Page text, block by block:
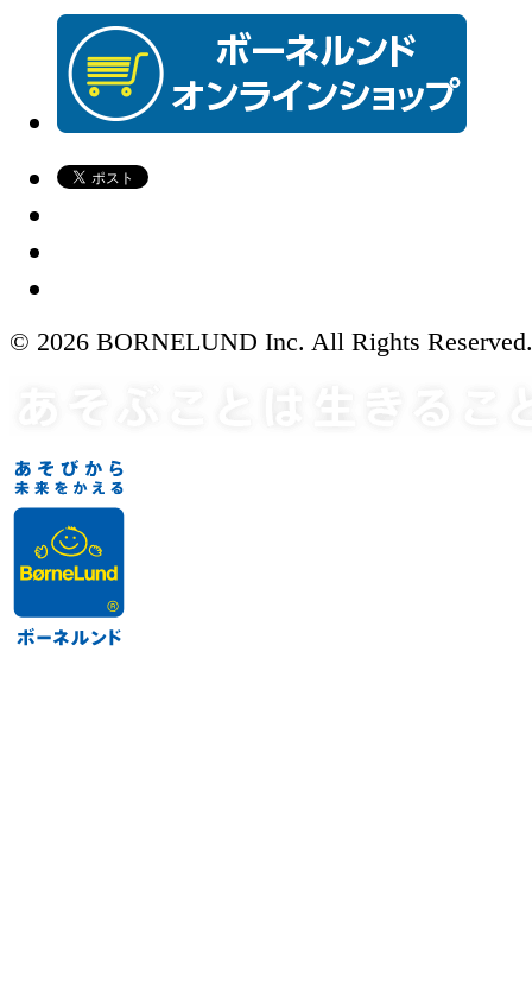
© 2026 BORNELUND Inc. All Rights Reserved.